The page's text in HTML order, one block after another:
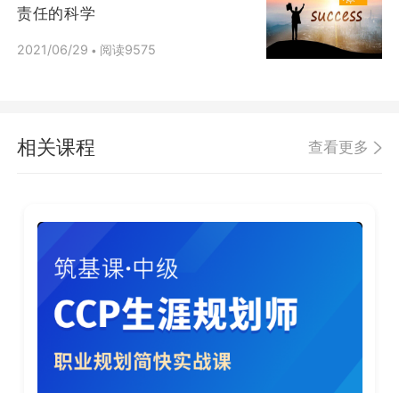
责任的科学
2021/06/29 • 阅读9575
相关课程 查看更多